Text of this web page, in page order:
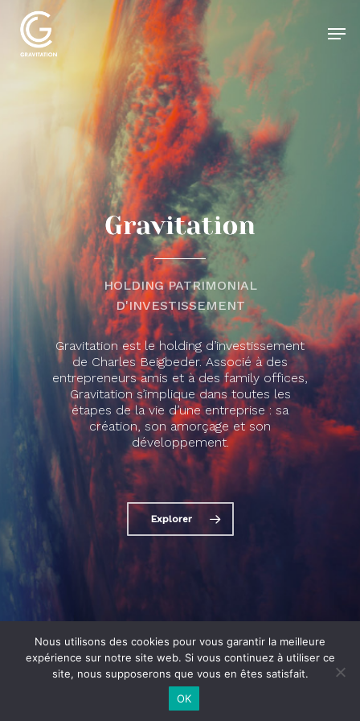
main
content
HOLDING PATRIMONIAL
D'INVESTISSEMENT
Gravitation est le holding d’investissement
de Charles Beigbeder. Associé à des
entrepreneurs amis et à des family offices,
Gravitation s’implique dans toutes les
étapes de la vie d’une entreprise : sa
création, son amorçage et son
développement.
Explorer
Nous utilisons des cookies pour vous garantir la meilleure
expérience sur notre site web. Si vous continuez à utiliser ce
site, nous supposerons que vous en êtes satisfait.
OK